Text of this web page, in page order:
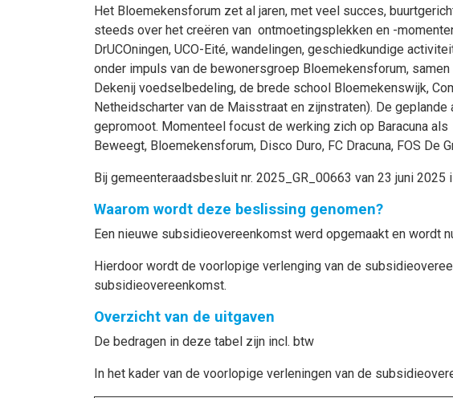
Het Bloemekensforum zet al jaren, met veel succes,
steeds over het creëren van ontmoetingsplekken en -
DrUCOningen, UCO-Eité, wandelingen, geschiedkundige
onder impuls van de bewonersgroep Bloemekensforum,
Dekenij voedselbedeling, de brede school Bloemekenswijk,
Netheidscharter van de Maisstraat en zijnstraten). De
gepromoot. Momenteel focust de werking zich op Baracuna
Beweegt, Bloemekensforum, Disco Duro, FC Dracuna, FOS De
Bij gemeenteraadsbesluit nr. 2025_GR_00663 van 23 juni
Waarom wordt deze beslissing genomen?
Een nieuwe subsidieovereenkomst werd opgemaakt en wordt
Hierdoor wordt de voorlopige verlenging van de
subsidieovereenkomst.
Overzicht van de uitgaven
De bedragen in deze tabel zijn incl. btw
In het kader van de voorlopige verleningen van de